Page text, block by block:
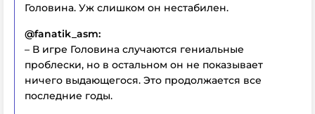
Головина. Уж слишком он нестабилен.
@fanatik_asm:
– В игре Головина случаются гениальные
проблески, но в остальном он не показывает
ничего выдающегося. Это продолжается все
последние годы.